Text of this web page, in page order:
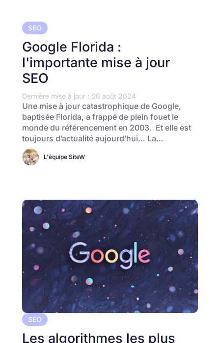
SEO
Google Florida :
l'importante mise à jour
SEO
Dernière mise à jour : 06 août 2024
Une mise à jour catastrophique de Google,
baptisée Florida, a frappé de plein fouet le
monde du référencement en 2003. Et elle est
toujours d’actualité aujourd’hui… La…
L'équipe SiteW
SEO
Les algorithmes les plus